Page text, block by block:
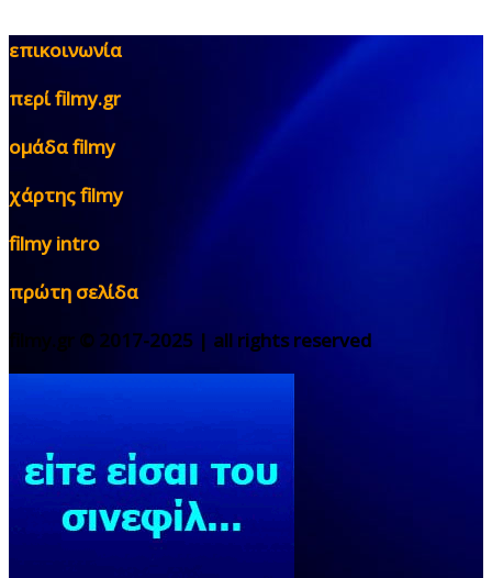
επικοινωνία
περί filmy.gr
ομάδα filmy
χάρτης filmy
filmy intro
πρώτη σελίδα
filmy.gr © 2017-2025 | all rights reserved